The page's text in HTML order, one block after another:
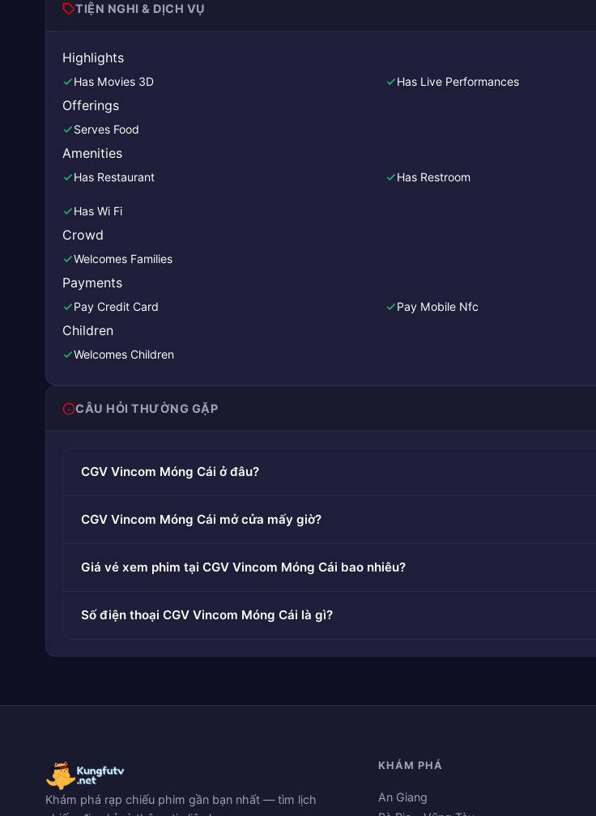
TIỆN NGHI & DỊCH VỤ
Highlights
Has Movies 3D Has Live Performances
Offerings
Serves Food
Amenities
Has Restaurant Has Restroom
Has Wi Fi
Crowd
Welcomes Families
Payments
Pay Credit Card Pay Mobile Nfc
Children
Welcomes Children
CÂU HỎI THƯỜNG GẶP
CGV Vincom Móng Cái ở đâu?
CGV Vincom Móng Cái mở cửa mấy giờ?
Giá vé xem phim tại CGV Vincom Móng Cái bao nhiêu?
Số điện thoại CGV Vincom Móng Cái là gì?
Khám phá rạp chiếu phim gần bạn nhất — tìm lịch
KHÁM PHÁ
An Giang